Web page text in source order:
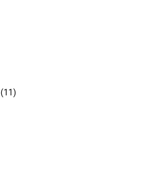
(11)